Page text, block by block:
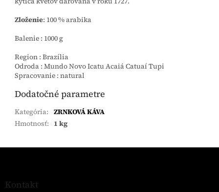
Zloženie: 100 % arabika
Balenie : 1000 g
Region : Brazília
Odroda : Mundo Novo Icatu Acaiá Catuaí Tupi
Spracovanie : natural
Dodatočné parametre
Kategória: ZRNKOVÁ KÁVA
Hmotnosť: 1 kg
Z
Kontakt